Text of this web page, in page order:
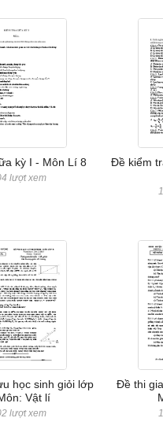
kỳ I - Môn Lí 8
lượt xem
Đề kiểm
học sinh giỏi lớp
Vật lí
lượt xem
Đề thi